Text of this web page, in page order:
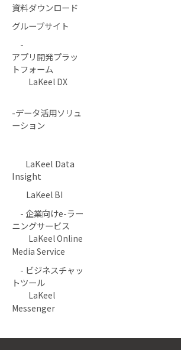
資料ダウンロード
グループサイト
-
アプリ開発プラッ
トフォーム
LaKeel DX
-データ活用ソリュ
ーション
LaKeel Data
Insight
LaKeel BI
- 企業向けe-ラー
ニングサービス
LaKeel Online
Media Service
- ビジネスチャッ
トツール
LaKeel
Messenger